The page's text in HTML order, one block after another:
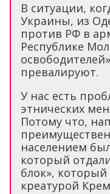
В ситуации,
Украины, из
против РФ в
Республике
превалируют.
У нас есть
этнических
Потому что,
населением
который
блок»,
креатурой